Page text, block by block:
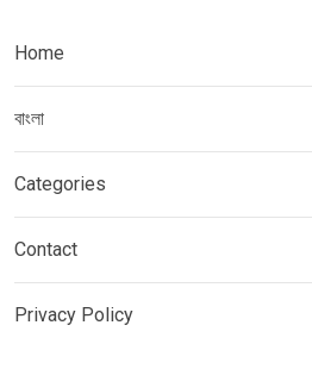
Home
বাংলা
Categories
Contact
Privacy Policy